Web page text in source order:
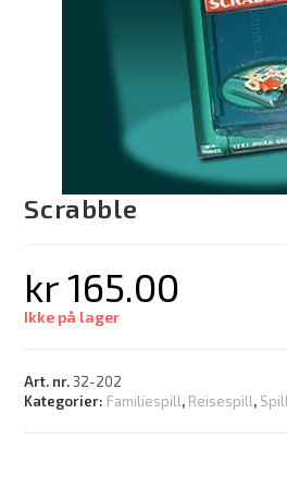
Scrabble
kr165.00
Ikke på lager
Art. nr.32-202
Kategorier: Familiespill, Reisespill, Spill